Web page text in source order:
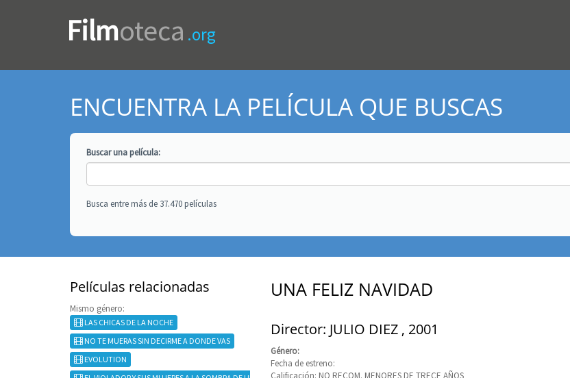
Filmoteca .org
ENCUENTRA LA PELÍCULA QUE BUSCAS
Buscar unapelícula:
Busca entre más de 37.470 películas
Películas relacionadas
Mismo género:
LAS CHICAS DE LA NOCHE
NO TE MUERAS SIN DECIRME A DONDE VAS
EVOLUTION
UNA FELIZ NAVIDAD
Director: JULIO DIEZ , 2001
Género:
Fecha de estreno:
Calificación: NO RECOM. MENORES DE TRECE AÑOS